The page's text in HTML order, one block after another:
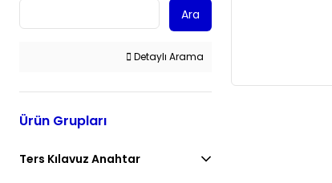
Ara
Detaylı Arama
Ürün Grupları
Ters Kılavuz Anahtar